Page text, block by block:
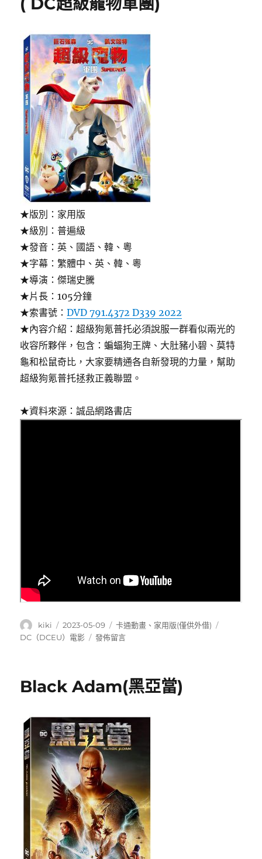
to
蝙
蝠
俠,
末
日
降
臨
高
譚
市〉
★版別：家用版
★級別：普遍級
★發音：英、國語、韓、粵
★字幕：繁體中、英、韓、粵
★導演：傑瑞史騰
★片長：105分鐘
★索書號：DVD 791.4372 D339 2022
★內容介紹：超級狗氪普托必須說服一群看似兩光的
收容所夥伴，包含：蝙蝠狗王牌、大肚豬小碧、莫特
龜和松鼠奇比，大家要精通各自新發現的力量，幫助
超級狗氪普托拯救正義聯盟。
★資料來源：誠品網路書店
作
者
kiki
發
佈
2023-05-09
分
類
卡通動畫 、 家用版(僅供外借)
DC（DCEU）電影
在
Super-
DC
超
級
寵
物
軍
團)〉
發佈留言
Black Adam(黑亞當)